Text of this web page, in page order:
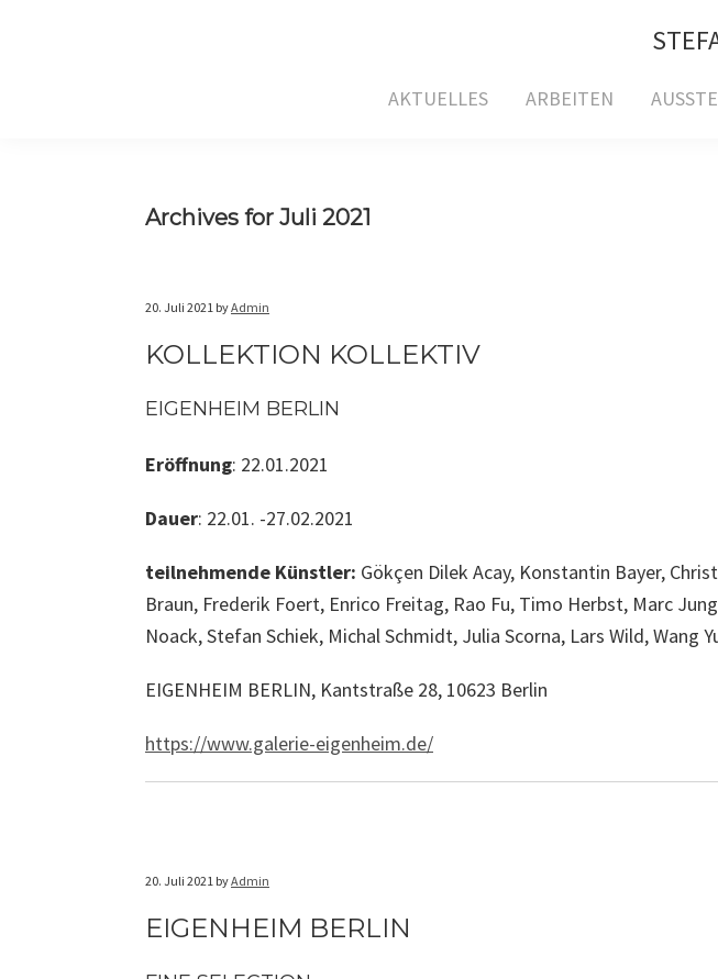
AKTUELLES ARBEITEN
Archives for Juli 2021
20. Juli 2021 byAdmin
KOLLEKTION KOLLEKTIV
EIGENHEIM BERLIN
Eröffnung: 22.01.2021
Dauer: 22.01. -27.02.2021
teilnehmende Künstler: Gökçen Dilek Acay, Konstantin Bayer,
Braun, Frederik Foert, Enrico Freitag, Rao Fu, Timo Herbst, Marc
Noack, Stefan Schiek, Michal Schmidt, Julia Scorna, Lars Wild, Wang
EIGENHEIM BERLIN, Kantstraße 28, 10623 Berlin
https://www.galerie-eigenheim.de/
20. Juli 2021 byAdmin
EIGENHEIM BERLIN